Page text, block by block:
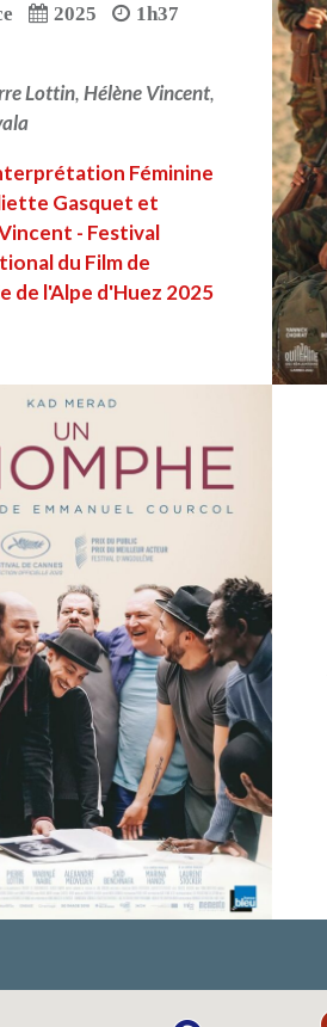
2025
1h37
Lottin,Hélène Vincent,
Féminine
Gasquet et
- Festival
du Film de
de l'Alpe d'Huez 2025